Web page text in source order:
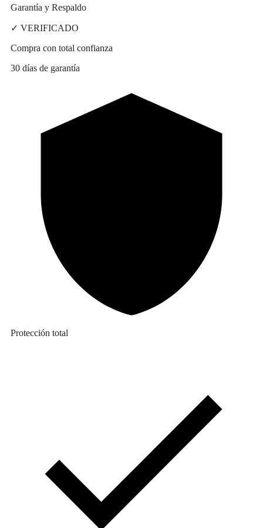
Garantía y Respaldo
✓ VERIFICADO
Compra con total confianza
30 días de garantía
Protección total